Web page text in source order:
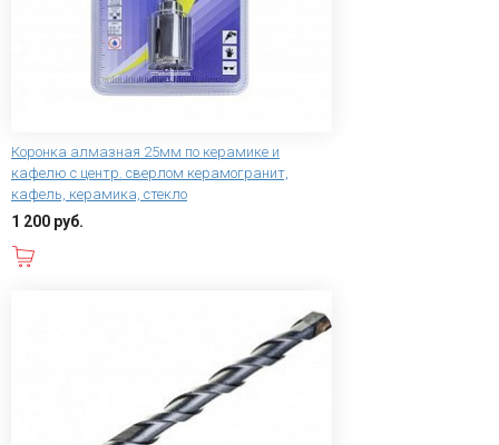
Коронка алмазная 25мм по керамике и
кафелю с центр. сверлом керамогранит,
кафель, керамика, стекло
1 200 руб.